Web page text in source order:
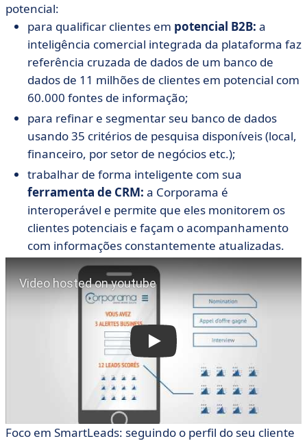
potencial:
para qualificar clientes em potencial B2B: a
inteligência comercial integrada da plataforma faz
referência cruzada de dados de um banco de
dados de 11 milhões de clientes em potencial com
60.000 fontes de informação;
para refinar e segmentar seu banco de dados
usando 35 critérios de pesquisa disponíveis (local,
financeiro, por setor de negócios etc.);
trabalhar de forma inteligente com sua
ferramenta de CRM: a Corporama é
interoperável e permite que eles monitorem os
clientes potenciais e façam o acompanhamento
com informações constantemente atualizadas.
Foco em SmartLeads: seguindo o perfil do seu cliente